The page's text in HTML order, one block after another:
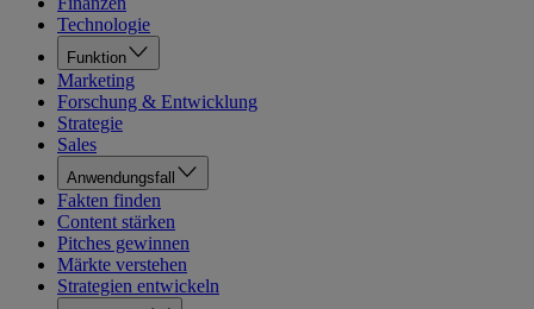
Technologie
Funktion
Marketing
Forschung & Entwicklung
Strategie
Sales
Anwendungsfall
Fakten finden
Content stärken
Pitches gewinnen
Märkte verstehen
Strategien entwickeln